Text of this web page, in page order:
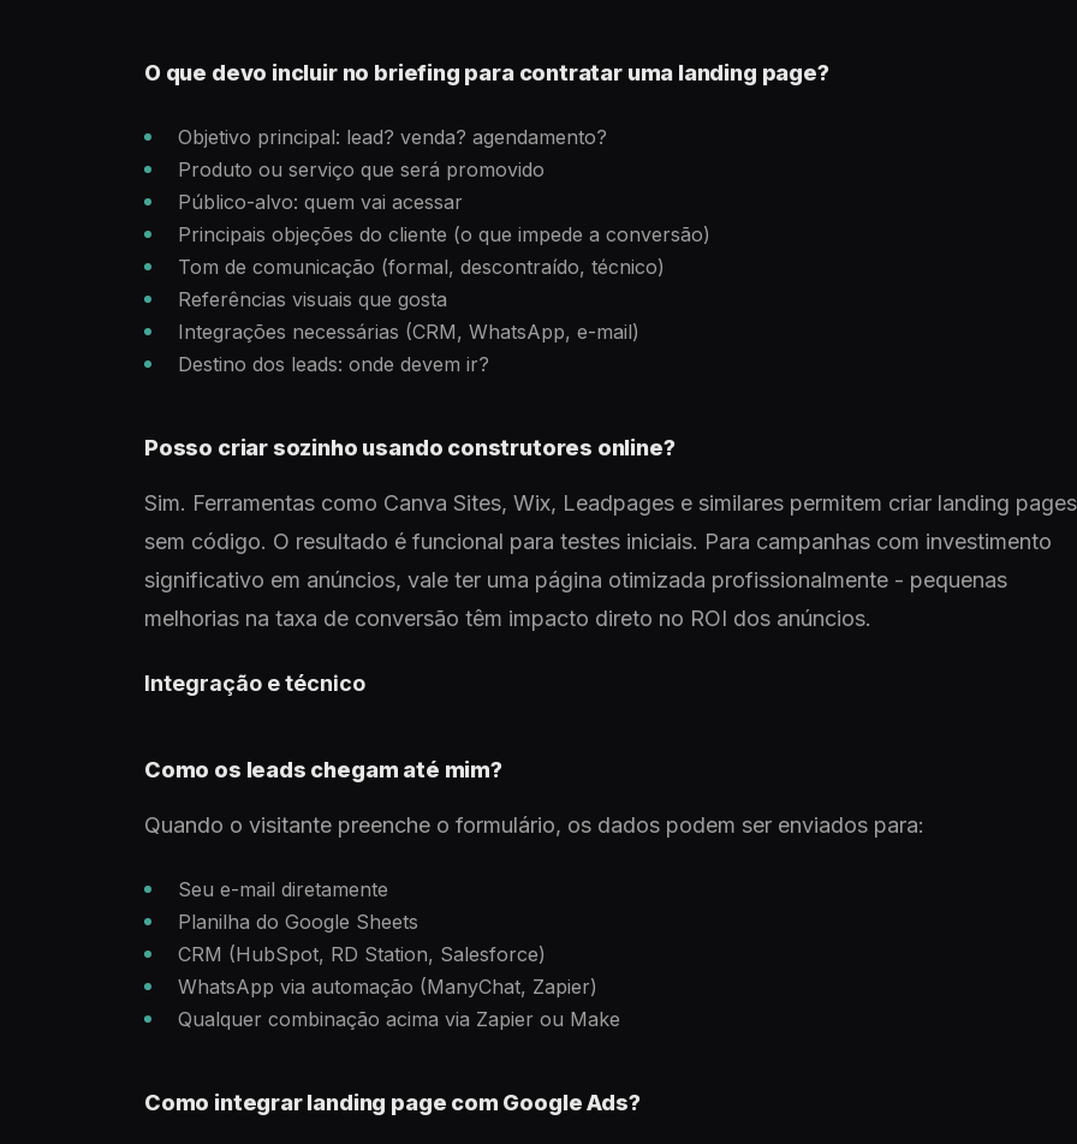
O que devo incluir no briefing para contratar uma landing page?
Objetivo principal: lead? venda? agendamento?
Produto ou serviço que será promovido
Público-alvo: quem vai acessar
Principais objeções do cliente (o que impede a conversão)
Tom de comunicação (formal, descontraído, técnico)
Referências visuais que gosta
Integrações necessárias (CRM, WhatsApp, e-mail)
Destino dos leads: onde devem ir?
Posso criar sozinho usando construtores online?
Sim. Ferramentas como Canva Sites, Wix, Leadpages e similares permitem criar landing pages
sem código. O resultado é funcional para testes iniciais. Para campanhas com investimento
significativo em anúncios, vale ter uma página otimizada profissionalmente - pequenas
melhorias na taxa de conversão têm impacto direto no ROI dos anúncios.
Integração e técnico
Como os leads chegam até mim?
Quando o visitante preenche o formulário, os dados podem ser enviados para:
Seu e-mail diretamente
Planilha do Google Sheets
CRM (HubSpot, RD Station, Salesforce)
WhatsApp via automação (ManyChat, Zapier)
Qualquer combinação acima via Zapier ou Make
Como integrar landing page com Google Ads?